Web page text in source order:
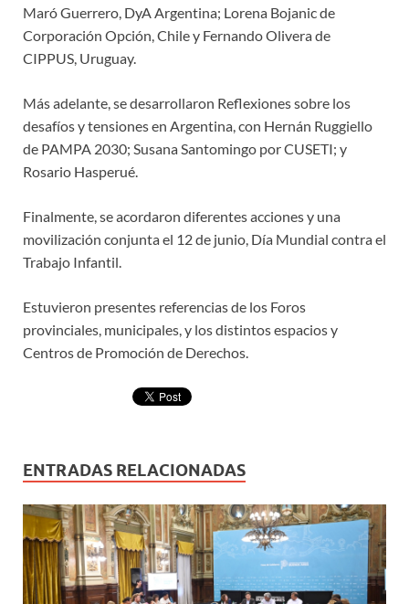
Maró Guerrero, DyA Argentina; Lorena Bojanic de
Corporación Opción, Chile y Fernando Olivera de
CIPPUS, Uruguay.
Más adelante, se desarrollaron Reflexiones sobre los
desafíos y tensiones en Argentina, con Hernán Ruggiello
de PAMPA 2030; Susana Santomingo por CUSETI; y
Rosario Hasperué.
Finalmente, se acordaron diferentes acciones y una
movilización conjunta el 12 de junio, Día Mundial contra el
Trabajo Infantil.
Estuvieron presentes referencias de los Foros
provinciales, municipales, y los distintos espacios y
Centros de Promoción de Derechos.
ENTRADAS RELACIONADAS